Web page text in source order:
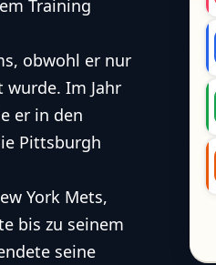
Training
obwohl er nur
wurde. Im Jahr
er in den
Pittsburgh
York Mets,
bis zu seinem
seine